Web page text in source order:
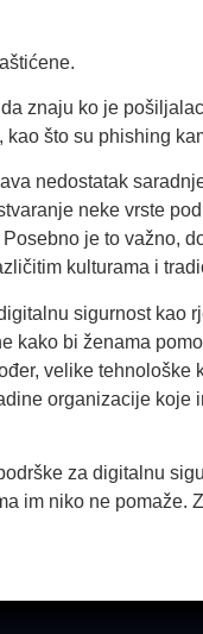
znaju ko je
što su phishing
nedostatak
neke vrste
je to važno,
kulturama i
sigurnost
kako bi ženama
velike tehnološke
organizacije
za digitalnu
im niko ne